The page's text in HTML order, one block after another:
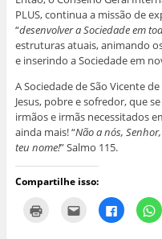
PLUS, continua a missão de
“desenvolver a Sociedade em
estruturas atuais, animando
e inserindo a Sociedade em
A Sociedade de São Vicente
Jesus, pobre e sofredor, que
irmãos e irmãs necessitados
ainda mais! “Não a nós,
teu nome!” Salmo 115.
Compartilhe isso:
C
l
C
l